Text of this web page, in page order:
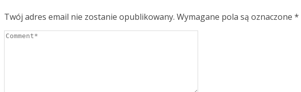
Twój adres email nie zostanie opublikowany. Wymagane pola są oznaczone *